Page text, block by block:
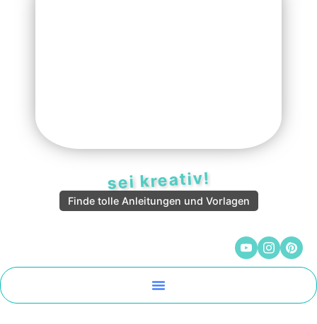
sei kreativ!
Finde tolle Anleitungen und Vorlagen